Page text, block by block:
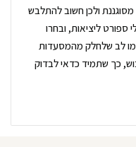
מסוגננת ולכן חשוב להתלבש
ספורט ליציאות, ובחרו
לב שלחלק מהמסעדות
כך שתמיד כדאי לבדוק